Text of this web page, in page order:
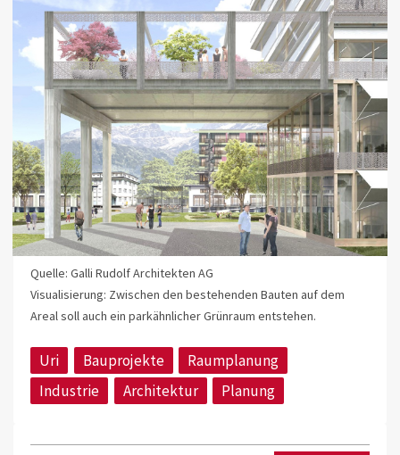
Quelle: Galli Rudolf Architekten AG
Visualisierung: Zwischen den bestehenden Bauten auf dem
Areal soll auch ein parkähnlicher Grünraum entstehen.
Uri Bauprojekte
Raumplanung
Industrie
Architektur Planung